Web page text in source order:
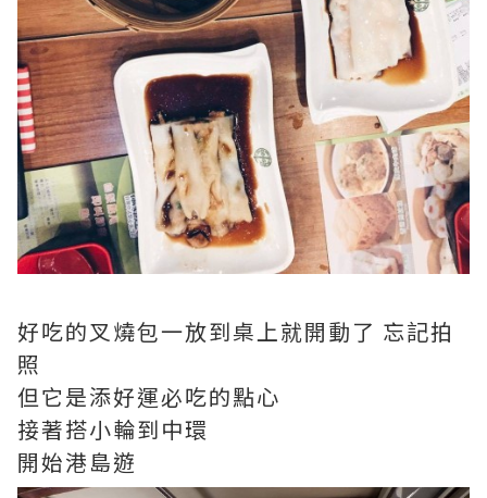
好吃的叉燒包一放到桌上就開動了 忘記拍
照
但它是添好運必吃的點心
接著搭小輪到中環
開始港島遊